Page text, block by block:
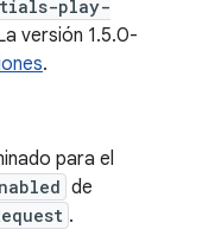
play-
versión 1.5.0-
.
para el
de
.